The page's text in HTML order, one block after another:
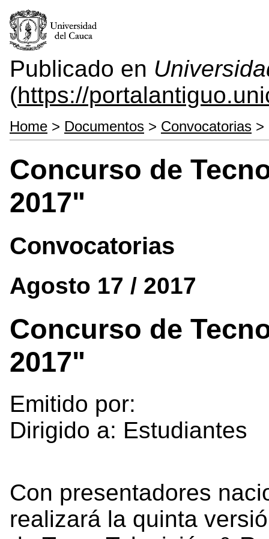
Publicado en
(https://
Home > Documentos > Convocatorias >
Concurso de
2017"
Convocatorias
Agosto 17 / 2017
Concurso de
2017"
Emitido por:
Dirigido a: Estudiantes
Con presentadores
realizará la quinta